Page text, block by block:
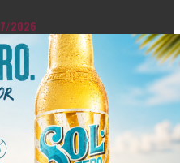
2026